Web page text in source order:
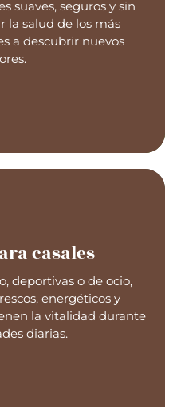
suaves, seguros y sin
la salud de los más
a descubrir nuevos
guarderías
casales
deportivas o de ocio,
energéticos y
la vitalidad durante
diarias.
casales